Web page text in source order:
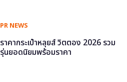
PR NEWS
ราคากระเป๋าหลุยส์ วิตตอง 2026 รวม
รุ่นยอดนิยมพร้อมราคา